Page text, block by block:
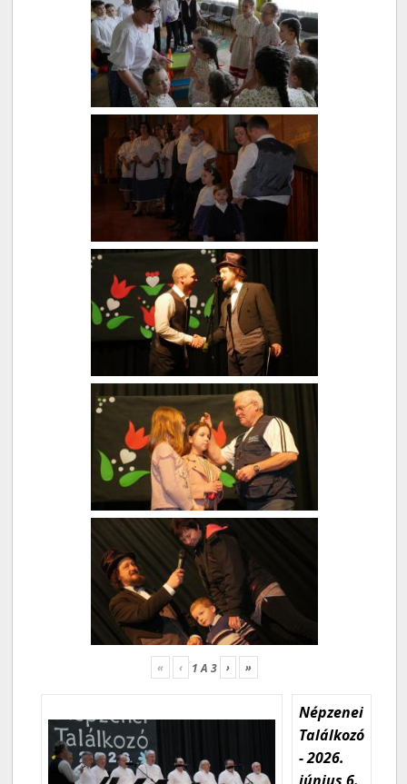
« ‹ 1A 3 › »
Népzenei
Találkozó
- 2026.